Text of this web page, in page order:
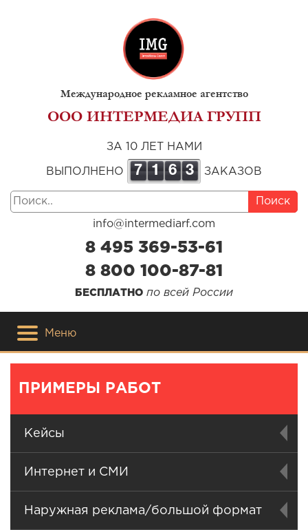
Международное рекламное агентство
ООО ИНТЕРМЕДИА ГРУПП
ЗА 10 ЛЕТ НАМИ
ВЫПОЛНЕНО 7 1 6 3 ЗАКАЗОВ
Поиск
info@intermediarf.com
8 495 369-53-61
8 800 100-87-81
БЕСПЛАТНО по всей России
Меню
ПРИМЕРЫ РАБОТ
Кейсы
Интернет и СМИ
Наружная реклама/большой формат